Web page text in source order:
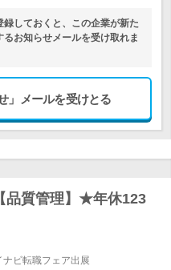
しておくと、この企業が新た
お知らせメールを受け取れま
」メールを受けとる
品質管理】★年休123
ビ転職フェア出展